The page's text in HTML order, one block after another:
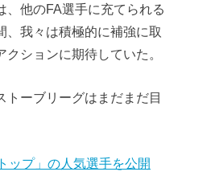
、他のFA選手に充てられる
、我々は積極的に補強に取
ションに期待していた。
ーブリーグはまだまだ目
ップ」の人気選手を公開